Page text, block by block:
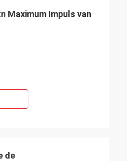
Maximum Impuls van
de